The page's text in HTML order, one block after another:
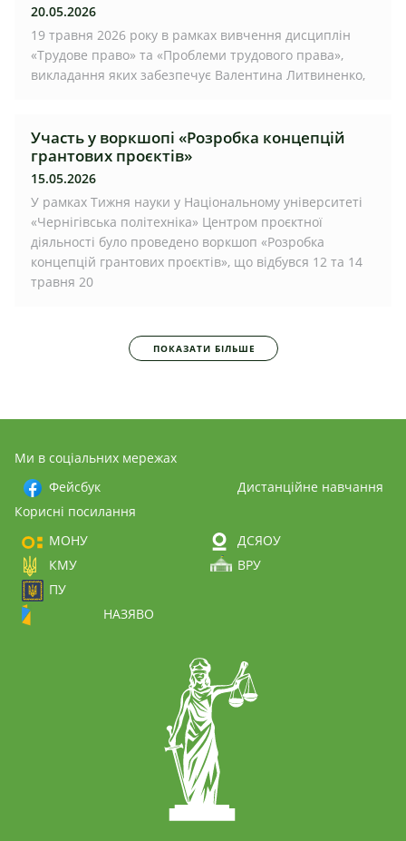
20.05.2026
19 травня 2026 року в рамках вивчення дисциплін
«Трудове право» та «Проблеми трудового права»,
викладання яких забезпечує Валентина Литвиненко,
Участь у воркшопі «Розробка концепцій
грантових проєктів»
15.05.2026
У рамках Тижня науки у Національному університеті
«Чернігівська політехніка» Центром проєктної
діяльності було проведено воркшоп «Розробка
концепцій грантових проєктів», що відбувся 12 та 14
травня 20
ПОКАЗАТИ БІЛЬШЕ
Ми в соціальних мережах
Фейсбук
Дистанційне навчання
Корисні посилання
МОНУ
ДСЯОУ
КМУ
ВРУ
ПУ
НАЗЯВО